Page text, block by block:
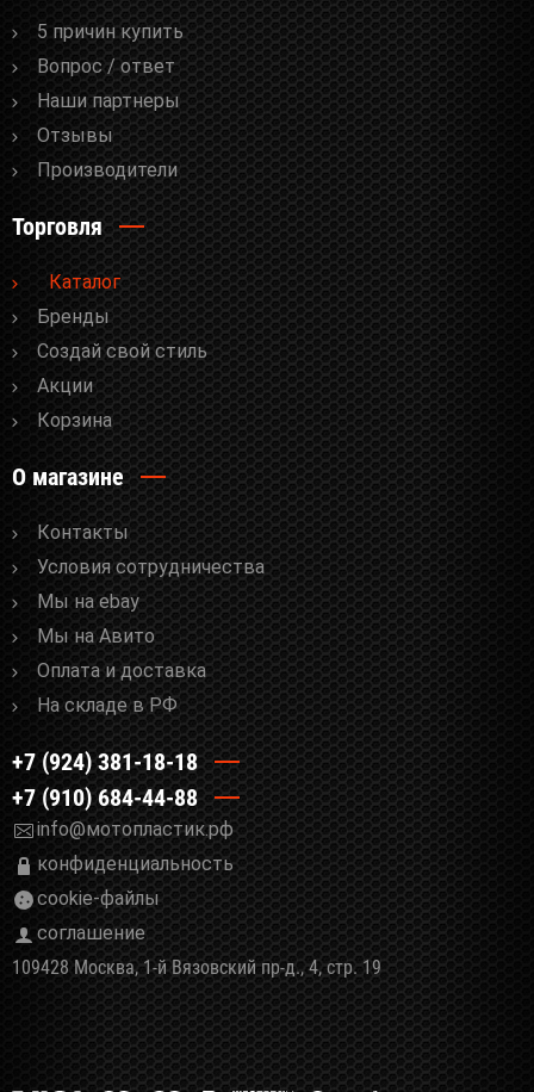
5 причин купить
Вопрос / ответ
Наши партнеры
Отзывы
Производители
Торговля
Каталог
Бренды
Cоздай свой стиль
Акции
Корзина
О магазине
Контакты
Условия сотрудничества
Мы на ebay
Мы на Авито
Оплата и доставка
На складе в РФ
+7 (924) 381-18-18
+7 (910) 684-44-88
info@мотопластик.рф
конфиденциальность
cookie-файлы
соглашение
109428 Москва, 1-й Вязовский пр-д., 4, стр. 19